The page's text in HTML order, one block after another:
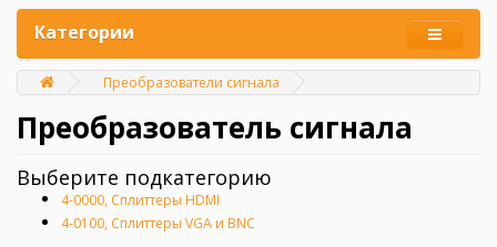
Категории
Главная
Преобразователи сигнала
Преобразователь сигнала
Выберите подкатегорию
4-0000, Сплиттеры HDMI
4-0100, Сплиттеры VGA и BNC